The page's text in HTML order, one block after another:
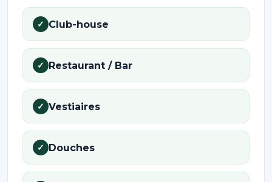
✓ Club-house
✓ Restaurant / Bar
✓ Vestiaires
✓ Douches